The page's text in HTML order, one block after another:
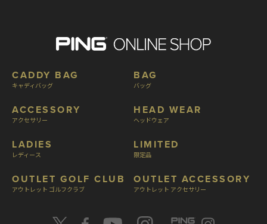
CADDY BAG
キャディバッグ
ACCESSORY
アクセサリー
LADIES
レディース
OUTLET GOLF CLUB
アウトレット ゴルフクラブ
BAG
バッグ
HEAD WEAR
ヘッドウェア
LIMITED
限定品
OUTLET ACCESSORY
アウトレット アクセサリー